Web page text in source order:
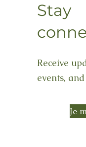
Stay
Receive
events,
Je